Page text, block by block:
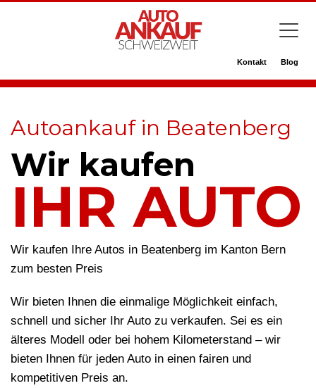
Kontakt Blog
Autoankauf in Beatenberg
Wir kaufen
IHR AUTO
Wir kaufen Ihre Autos in Beatenberg im Kanton Bern
zum besten Preis
Wir bieten Ihnen die einmalige Möglichkeit einfach,
schnell und sicher Ihr Auto zu verkaufen. Sei es ein
älteres Modell oder bei hohem Kilometerstand – wir
bieten Ihnen für jeden Auto in einen fairen und
kompetitiven Preis an.